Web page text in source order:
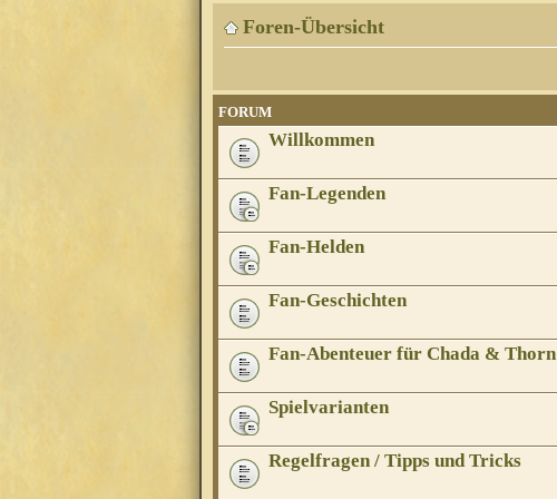
Foren-Übersicht
FORUM
Willkommen
Fan-Legenden
Fan-Helden
Fan-Geschichten
Fan-Abenteuer für Chada & Thorn
Spielvarianten
Regelfragen / Tipps und Tricks